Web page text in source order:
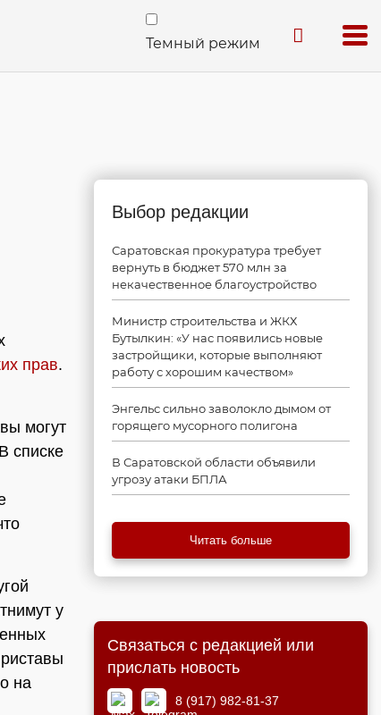
Темный режим
прав.
могут
списке
у
на
Выбор редакции
Саратовская прокуратура требует
вернуть в бюджет 570 млн за
некачественное благоустройство
Министр строительства и ЖКХ
Бутылкин: «У нас появились новые
застройщики, которые выполняют
работу с хорошим качеством»
Энгельс сильно заволокло дымом от
горящего мусорного полигона
В Саратовской области объявили
угрозу атаки БПЛА
Читать больше
Связаться с редакцией или
прислать новость
8 (917) 982-81-37